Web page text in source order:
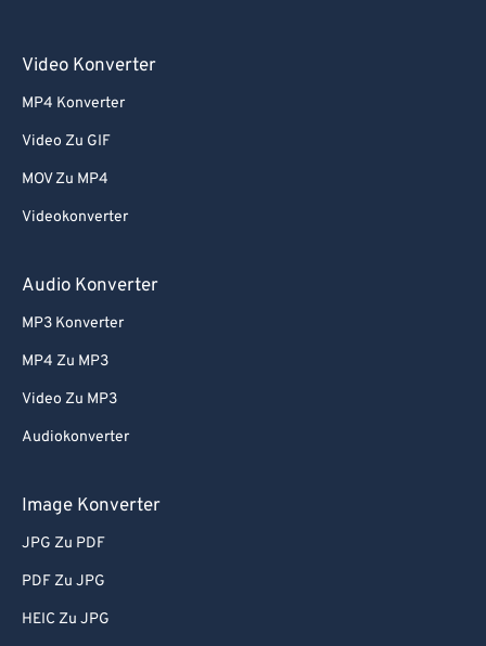
Video Konverter
MP4 Konverter
Video Zu GIF
MOV Zu MP4
Videokonverter
Audio Konverter
MP3 Konverter
MP4 Zu MP3
Video Zu MP3
Audiokonverter
Image Konverter
JPG Zu PDF
PDF Zu JPG
HEIC Zu JPG